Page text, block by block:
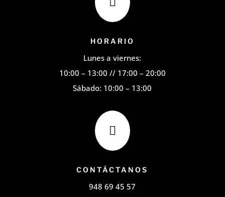
HORARIO
Lunes a viernes:
10:00 – 13:00 // 17:00 – 20:00
Sábado: 10:00 – 13:00

CONTÁCTANOS
948 69 45 57